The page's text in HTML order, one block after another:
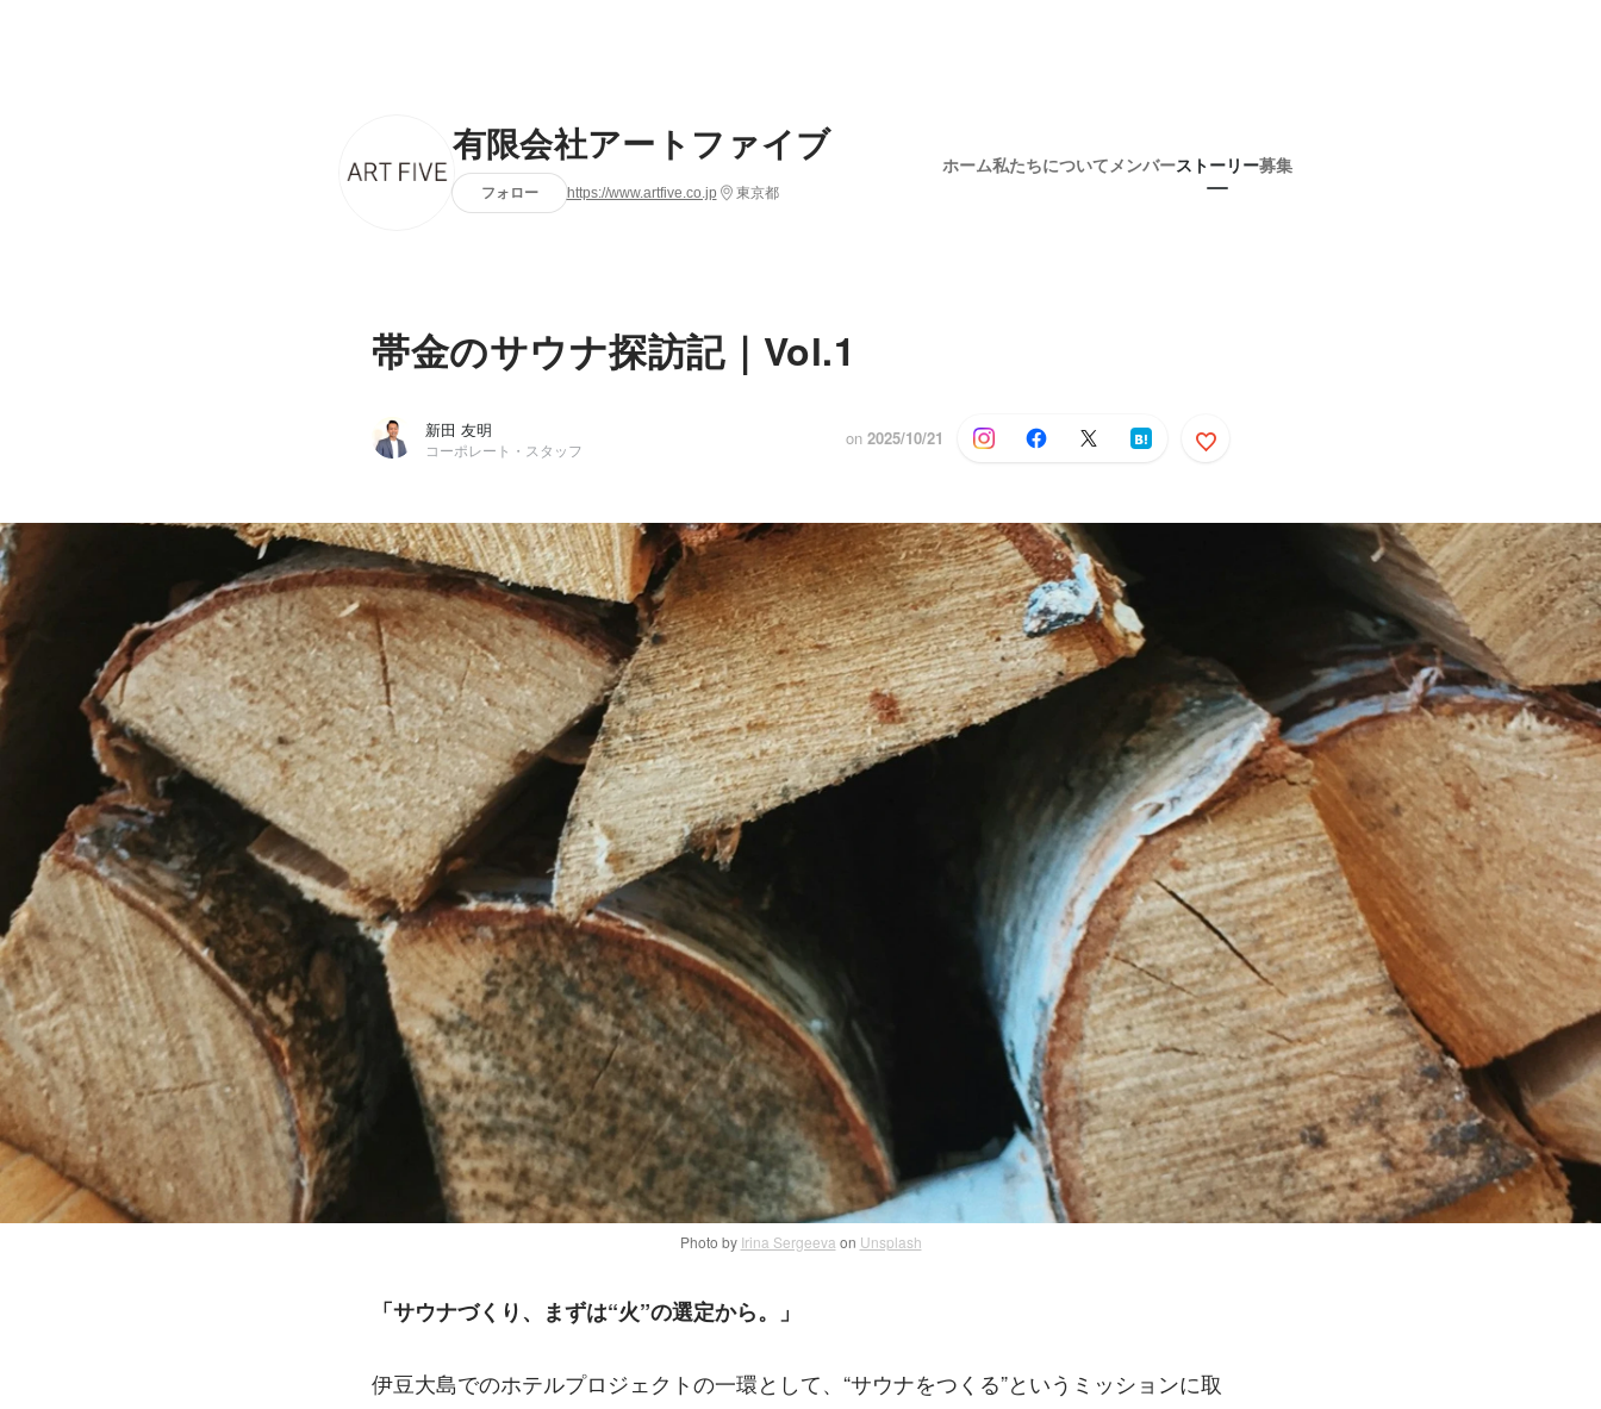
有限会社アートファイブ
フォロー https://www.artfive.co.jp 東京都
ホーム私たちについて メンバーストーリー募集
帯金のサウナ探訪記｜Vol.1
新田 友明
コーポレート・スタッフ
on 2025/10/21
Photo by Irina Sergeeva on Unsplash
「サウナづくり、まずは“火”の選定から。」
伊豆大島でのホテルプロジェクトの一環として、“サウナをつくる”というミッションに取
新田 友明
有限会社アートファイブ / コーポレート・スタッフ